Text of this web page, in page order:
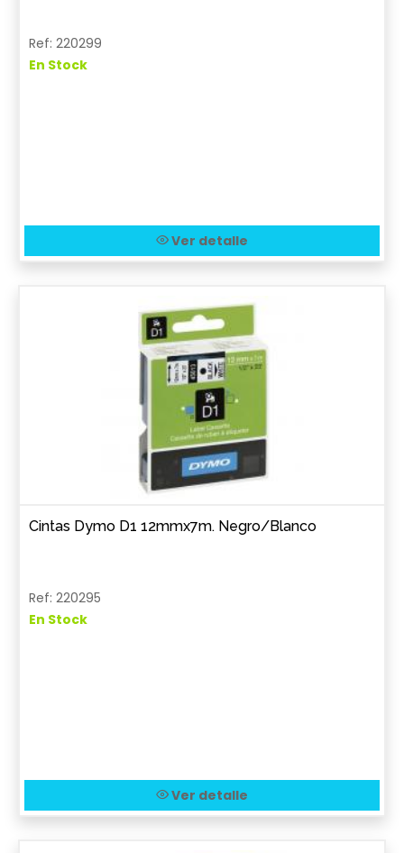
Ref: 220299
En Stock
Ver detalle
Cintas Dymo D1 12mmx7m. Negro/Blanco
Ref: 220295
En Stock
Ver detalle